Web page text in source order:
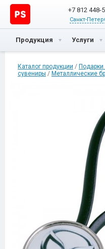
+7 812 448-
Санкт-
Продукция Услуги
Каталог продукции / Подарки
сувениры / Металлические